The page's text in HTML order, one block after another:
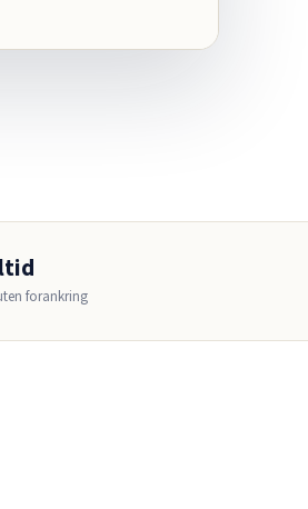
forankring